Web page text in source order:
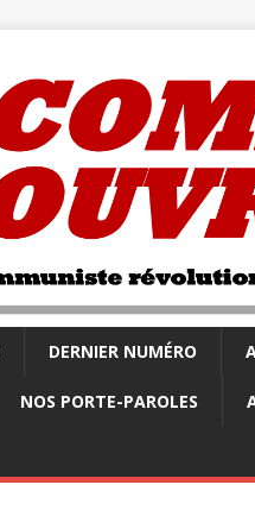
DERNIER NUMÉRO
NOS PORTE-PAROLES